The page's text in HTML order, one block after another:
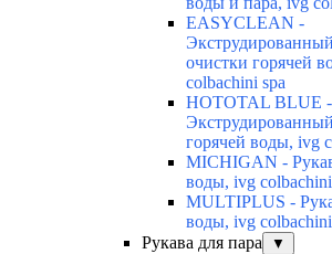
EASYCLEAN -
очистки горячей
colbachini spa
HOTOTAL BLUE -
горячей воды, ivg
MICHIGAN -
воды, ivg
MULTIPLUS -
воды, ivg
Рукава для пара
▼